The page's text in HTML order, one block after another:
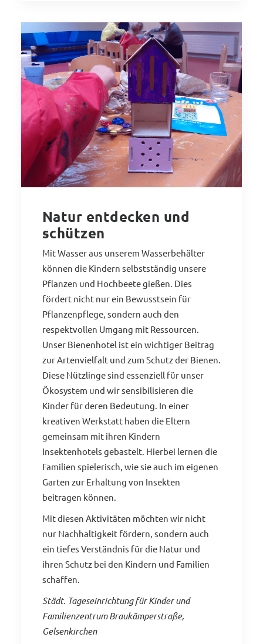
Natur entdecken und
schützen
Mit Wasser aus unserem Wasserbehälter
können die Kindern selbstständig unsere
Pflanzen und Hochbeete gießen. Dies
fördert nicht nur ein Bewusstsein für
Pflanzenpflege, sondern auch den
respektvollen Umgang mit Ressourcen.
Unser Bienenhotel ist ein wichtiger Beitrag
zur Artenvielfalt und zum Schutz der Bienen.
Diese Nützlinge sind essenziell für unser
Ökosystem und wir sensibilisieren die
Kinder für deren Bedeutung. In einer
kreativen Werkstatt haben die Eltern
gemeinsam mit ihren Kindern
Insektenhotels gebastelt. Hierbei lernen die
Familien spielerisch, wie sie auch im eigenen
Garten zur Erhaltung von Insekten
beitragen können.
Mit diesen Aktivitäten möchten wir nicht
nur Nachhaltigkeit fördern, sondern auch
ein tiefes Verständnis für die Natur und
ihren Schutz bei den Kindern und Familien
schaffen.
Städt. Tageseinrichtung für Kinder und
Familienzentrum Braukämperstraße,
Gelsenkirchen